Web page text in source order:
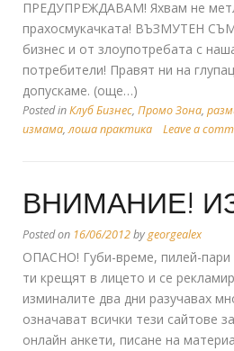
ПРЕДУПРЕЖДАВАМ! Яхвам не
прахосмукачката! ВЪЗМУТЕН
бизнес и от злоупотребата с
потребители! Правят ни на
допускаме. (още…)
Posted inКлуб Бизнес, Промо Зона,
измама,лоша практика Leave a
ВНИМАНИЕ!
Posted on 16/06/2012bygeorgealex
ОПАСНО! Губи-време, пилей-
ти крещят в лицето и се
изминалите два дни разучавах
означават всички тези сайтове
онлайн анкети, писане на